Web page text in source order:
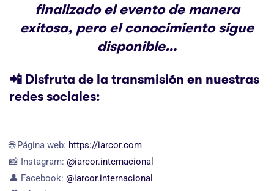
finalizado el evento de manera
exitosa, pero el conocimiento sigue
disponible…
📲 Disfruta de la transmisión en nuestras
redes sociales:
🌐 Página web: https://iarcor.com
📸 Instagram: @iarcor.internacional
👤 Facebook: @iarcor.internacional